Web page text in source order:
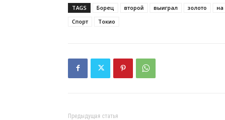
TAGS Борец второй выиграл золото на
Спорт
Токио
Предыдущая статья